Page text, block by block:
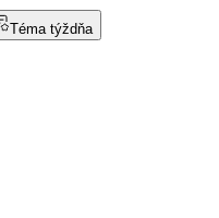
Téma týždňa